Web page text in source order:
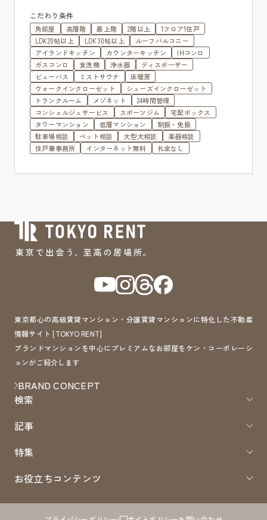
こだわり条件
角部屋 高層階 最上階 2階以上
1フロア1住戸
LDK20帖以上
LDK30帖以上
ルーフバルコニー
アイランドキッチン
カウンターキッチン
IHコンロ
ガスコンロ
食洗機 浄水器
ディスポーザー
ビューバス
ミストサウナ
床暖房
ウォークインクローゼット
シューズインクローゼット
トランクルーム
メゾネット
24時間管理
コンシェルジュサービス
スポーツジム
宅配ボックス
タワーマンション
低層マンション
制振・免振
駐車場相談
ペット相談 大型犬相談
楽器相談
住戸兼事務所
インターネット無料 礼金なし
東京都心の高級賃貸マンション・分譲賃貸マンションに特化した不動産
情報サイト [TOKYO RENT]
ブランドマンションを中心にプレミアムなお部屋をケン・コーポレーシ
ョンがご紹介します
BRAND CONCEPT
検索
記事
特集
お役立ちコンテンツ